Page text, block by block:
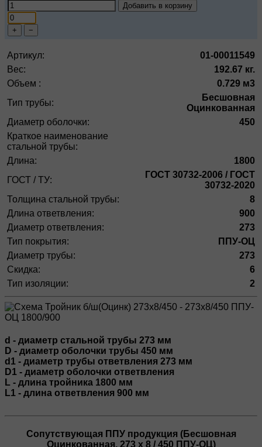
Добавить в корзину
+ −
Артикул:
01-00011549
Вес:
192.67 кг.
Объем :
0.729 м3
Тип трубы:
Бесшовная
Оцинкованная
Диаметр оболочки:
450
Краткое наименование
стальной трубы:
Длина:
1800
ГОСТ / ТУ:
ГОСТ 30732-2006 / ГОСТ
30732-2020
Толщина стальной трубы:
8
Длина ответвления:
900
Диаметр ответвления:
273
Тип покрытия:
ППУ-ОЦ
Диаметр трубы:
273
Скидка:
6
Тип изоляции:
2
d - диаметр стальной трубы 273 мм
D - диаметр оболочки трубы 450 мм
d1 - диаметр трубы ответвления 273 мм
D1 - диаметр оболочки ответвления
L - длина тройника 1800 мм
L1 - длина ответвления 900 мм
Сопутствующая ППУ продукция (Бесшовная
Оцинкованная, 273 х 8 / 450 ППУ-ОЦ)